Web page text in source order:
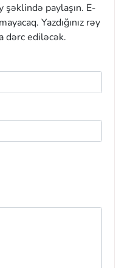
şəklində paylaşın. E-
Yazdığınız rəy
dərc ediləcək.